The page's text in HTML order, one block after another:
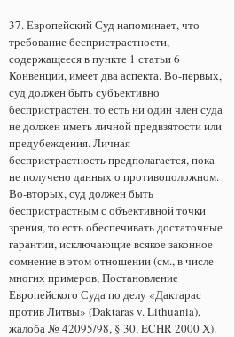
37. Европейский Суд напоминает, что
требование беспристрастности,
содержащееся в пункте 1 статьи 6
Конвенции, имеет два аспекта. Во-первых,
суд должен быть субъективно
беспристрастен, то есть ни один член суда
не должен иметь личной предвзятости или
предубеждения. Личная
беспристрастность предполагается, пока
не получено данных о противоположном.
Во-вторых, суд должен быть
беспристрастным с объективной точки
зрения, то есть обеспечивать достаточные
гарантии, исключающие всякое законное
сомнение в этом отношении (см., в числе
многих примеров, Постановление
Европейского Суда по делу «Дактарас
против Литвы» (Daktaras v. Lithuania),
жалоба № 42095/98, § 30, ECHR 2000 X).